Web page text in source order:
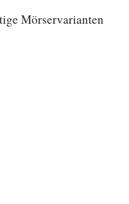
Mörservarianten